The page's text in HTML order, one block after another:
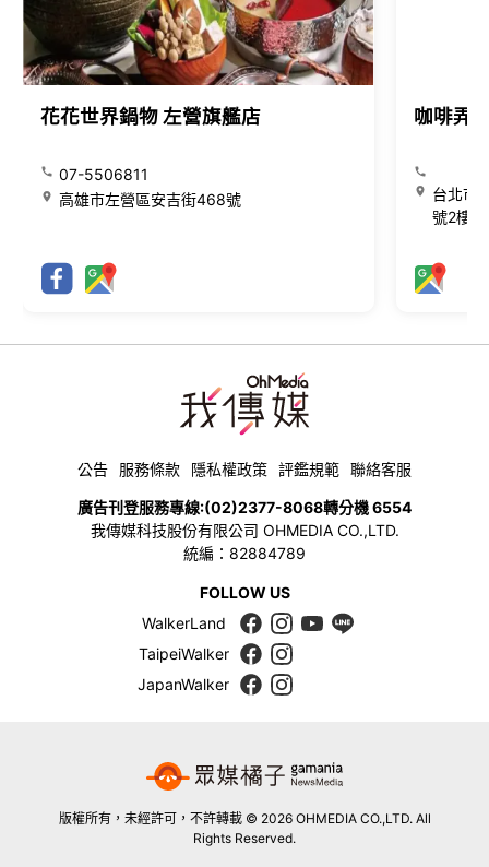
花花世界鍋物 左營旗艦店
07-5506811
高雄市左營區安吉街468號
咖啡弄
台北市
號2樓
公告 服務條款 隱私權政策 評鑑規範 聯絡客服
廣告刊登服務專線:(02)2377-8068轉分機 6554
我傳媒科技股份有限公司 OHMEDIA CO.,LTD.
統編：82884789
FOLLOW US
WalkerLand
TaipeiWalker
JapanWalker
版權所有，未經許可，不許轉載 © 2026 OHMEDIA CO.,LTD. All
Rights Reserved.